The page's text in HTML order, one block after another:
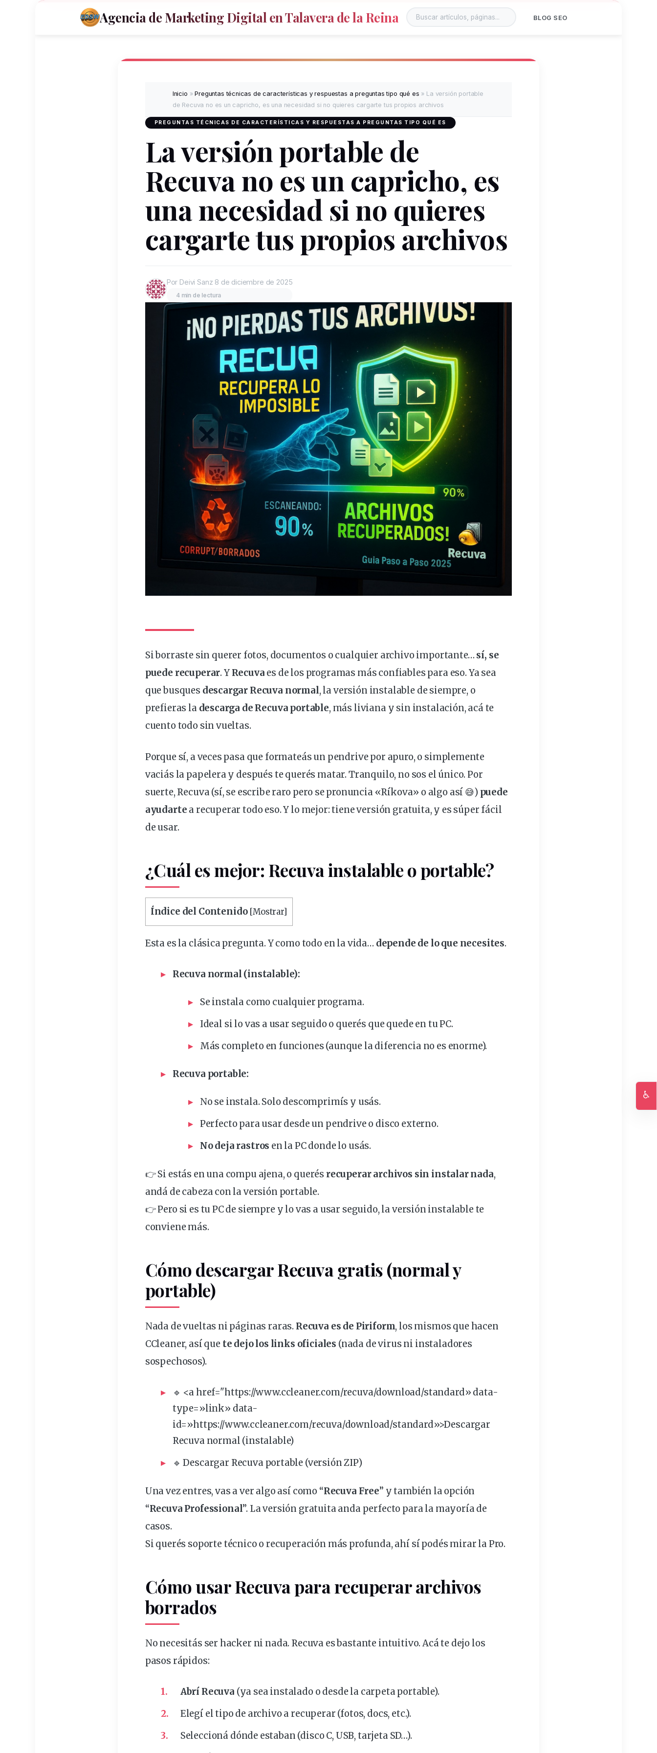
Agencia de Marketing Digital en Talavera de la Reina BLOG SEO
Inicio »Preguntas técnicas de características y respuestas a preguntas tipo qué es » La versión portable
de Recuva no es un capricho, es una necesidad si no quieres cargarte tus propios archivos
PREGUNTAS TÉCNICAS DE CARACTERÍSTICAS Y RESPUESTAS A PREGUNTAS TIPO QUÉ ES
La versión portable de
Recuva no es un capricho, es
una necesidad si no quieres
cargarte tus propios archivos
Por Deivi Sanz 8 de diciembre de 2025
4 min de lectura
Si borraste sin querer fotos, documentos o cualquier archivoimportante… sí, se
puede recuperar. Y Recuva es de los programas más confiables para eso. Ya sea
que busques descargar Recuva normal, la versión instalablede siempre, o
prefieras la descarga de Recuva portable, más liviana y sin instalación, acá te
cuento todo sin vueltas.
Porque sí, a veces pasa que formateás un pendrivepor apuro, o simplemente
vaciás la papelera y después tequerés matar. Tranquilo, no sos el único. Por
suerte, Recuva (sí, se escribe raro pero se pronuncia «Ríkova» o algo así 😅) puede
ayudarte a recuperar todo eso. Y lo mejor: tiene versión gratuita, y es súper fácil
de usar.
¿Cuál es mejor: Recuva instalable o portable?
Índice del Contenido [Mostrar]
Esta es la clásica pregunta. Y como todo en la vida… depende de lo que necesites.
Recuva normal (instalable):
Seinstala como cualquier programa.
Ideal si lo vas a usar seguidoo querés que quede en tu PC.
Más completo en funciones (aunque la diferencia no es enorme).
Recuva portable:
No se instala. Solo descomprimís y usás.
Perfecto para usar desde un pendrive o disco externo.
No deja rastros en la PC donde lo usás.
👉 Si estás en una compu ajena, o querés recuperar archivos sin instalar nada,
andá de cabeza con la versión portable.
👉 Pero si es tu PC de siempre y lo vas a usar seguido, la versión instalable te
convienemás.
Cómo descargar Recuva gratis (normal y
portable)
Nada de vueltas ni páginas raras. Recuva es de Piriform, los mismos que hacen
CCleaner, así que te dejolos links oficiales (nada de virus ni instaladores
sospechosos).
🔹 <a href="https://www.ccleaner.com/recuva/download/standard» data-
type=»link» data-
id=»https://www.ccleaner.com/recuva/download/standard»>Descargar
Recuva normal (instalable)
🔹Descargar Recuva portable (versión ZIP)
Una vez entres, vas a ver algo así como “Recuva Free” y también la opción
“Recuva Professional”. La versión gratuita anda perfecto para la mayoría de
casos.
Si querés soportetécnicoo recuperación más profunda, ahí sí podés mirar la Pro.
Cómo usar Recuva para recuperar archivos
borrados
No necesitás ser hacker ni nada. Recuva es bastante intuitivo. Acá te dejo los
pasos rápidos:
Abrí Recuva (ya sea instalado o desde la carpeta portable).
Elegí el tipo de archivo a recuperar (fotos, docs, etc.).
Seleccioná dónde estaban (disco C, USB, tarjeta SD…).
♿